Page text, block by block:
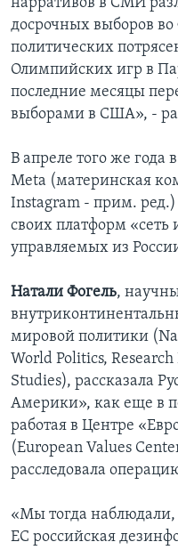
нарративов в СМИ
досрочных выборов
политических
Олимпийских игр в
последние месяцы
выборами в США», -
В апреле того же года
Meta (материнская
Instagram - прим. ред.)
своих платформ
управляемых из
Натали Фогель,
мировой политики
World Politics,
Studies), рассказала
Америки», как еще в
работая в Центре
(European Values
расследовала
«Мы тогда наблюдали,
ЕС российская